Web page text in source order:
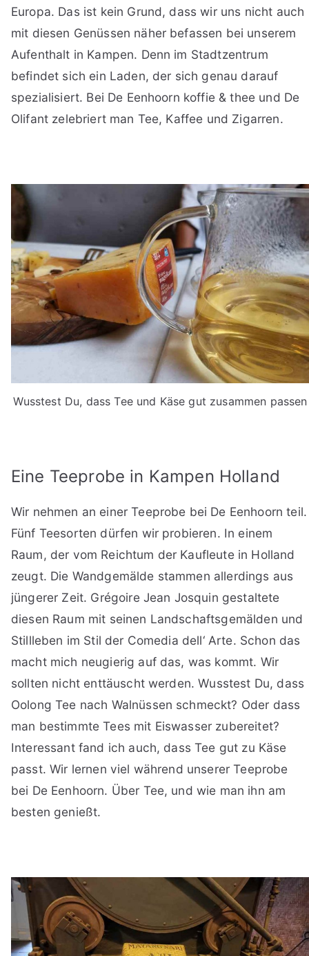
Europa. Das ist kein Grund, dass wir uns nicht auch
mit diesen Genüssen näher befassen bei unserem
Aufenthalt in Kampen. Denn im Stadtzentrum
befindet sich ein Laden, der sich genau darauf
spezialisiert. Bei De Eenhoorn koffie & thee und De
Olifant zelebriert man Tee, Kaffee und Zigarren.
Wusstest Du, dass Tee und Käse gut zusammen passen
Eine Teeprobe in Kampen Holland
Wir nehmen an einer Teeprobe bei De Eenhoorn teil.
Fünf Teesorten dürfen wir probieren. In einem
Raum, der vom Reichtum der Kaufleute in Holland
zeugt. Die Wandgemälde stammen allerdings aus
jüngerer Zeit. Grégoire Jean Josquin gestaltete
diesen Raum mit seinen Landschaftsgemälden und
Stillleben im Stil der Comedia dell‘ Arte. Schon das
macht mich neugierig auf das, was kommt. Wir
sollten nicht enttäuscht werden. Wusstest Du, dass
Oolong Tee nach Walnüssen schmeckt? Oder dass
man bestimmte Tees mit Eiswasser zubereitet?
Interessant fand ich auch, dass Tee gut zu Käse
passt. Wir lernen viel während unserer Teeprobe
bei De Eenhoorn. Über Tee, und wie man ihn am
besten genießt.